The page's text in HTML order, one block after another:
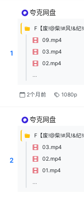
1
夸克网盘
09.mp4
03.mp4
02.mp4
...
2个月前 1080p
2
夸克网盘
03.mp4
02.mp4
01.mp4
...